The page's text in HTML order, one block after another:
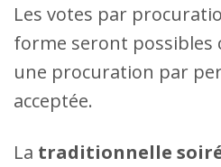
Les votes par
forme seront possibles
une procuration par
acceptée.
La traditionnelle